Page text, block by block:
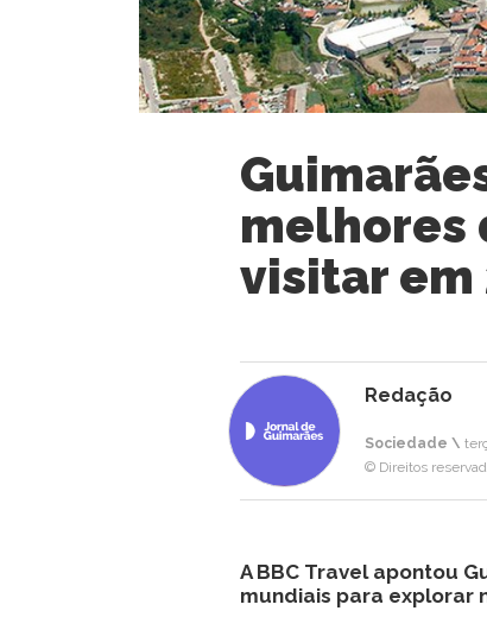
melhores
visitar em
Redação
Sociedade \
© Direitos
A BBC Travel apontou
mundiais para explorar